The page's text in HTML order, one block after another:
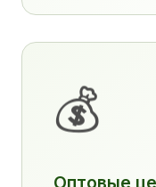
💰
Оптовые